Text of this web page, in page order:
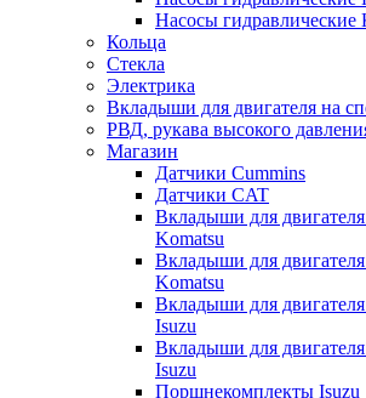
Насосы гидравлические
Кольца
Стекла
Электрика
Вкладыши для двигателя на
РВД, рукава высокого
Магазин
Датчики Cummins
Датчики CAT
Вкладыши для
Komatsu
Вкладыши для
Komatsu
Вкладыши для
Isuzu
Вкладыши для
Isuzu
Поршнекомплекты Isuzu